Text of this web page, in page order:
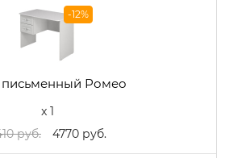
-12%
письменный Ромео
x 1
руб.
4770 руб.